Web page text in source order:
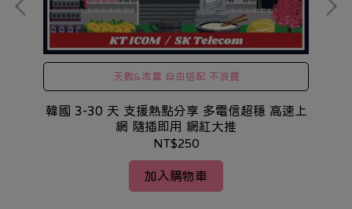
天數&流量 自由搭配 不浪費
韓國 3-30 天 支援熱點分享 多電信超穩 高速上
網 隨插即用 網紅大推
NT$250
加入購物車